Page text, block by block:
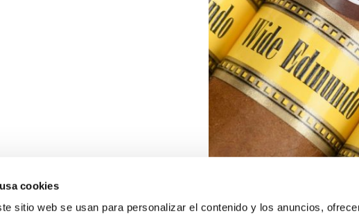
cookies
sitio web se usan para personalizar el contenido y los anuncios,